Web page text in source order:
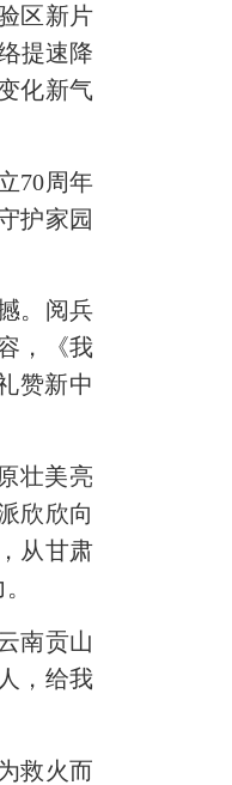
区新片
提速降
化新气
70周年
护家园
。阅兵
，《我
赞新中
壮美亮
欣欣向
从甘肃
南贡山
，给我
救火而